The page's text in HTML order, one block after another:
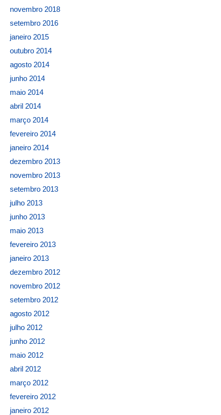
novembro 2018
setembro 2016
janeiro 2015
outubro 2014
agosto 2014
junho 2014
maio 2014
abril 2014
março 2014
fevereiro 2014
janeiro 2014
dezembro 2013
novembro 2013
setembro 2013
julho 2013
junho 2013
maio 2013
fevereiro 2013
janeiro 2013
dezembro 2012
novembro 2012
setembro 2012
agosto 2012
julho 2012
junho 2012
maio 2012
abril 2012
março 2012
fevereiro 2012
janeiro 2012